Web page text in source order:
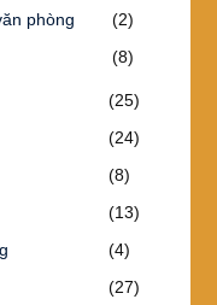
phòng
(2)
(8)
(25)
(24)
(8)
(13)
(4)
(27)